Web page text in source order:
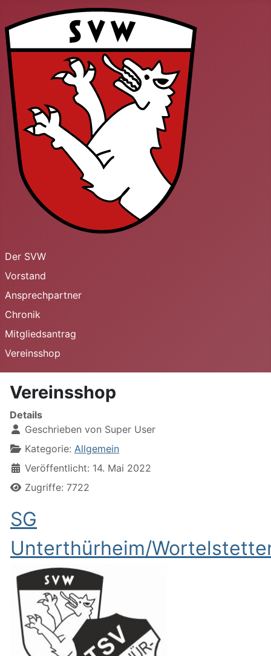
Der SVW
Vorstand
Ansprechpartner
Chronik
Mitgliedsantrag
Vereinsshop
Vereinsshop
Details
Geschrieben von Super User
Kategorie: Allgemein
Veröffentlicht: 14. Mai 2022
Zugriffe: 7722
SG
Unterthürheim/